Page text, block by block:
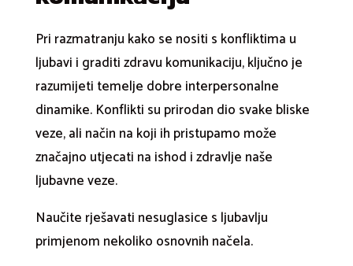
Pri razmatranju kako se nositi s konfliktima u
ljubavi i graditi zdravu komunikaciju, ključno je
razumijeti temelje dobre interpersonalne
dinamike. Konflikti su prirodan dio svake bliske
veze, ali način na koji ih pristupamo može
značajno utjecati na ishod i zdravlje naše
ljubavne veze.
Naučite rješavati nesuglasice s ljubavlju
primjenom nekoliko osnovnih načela.